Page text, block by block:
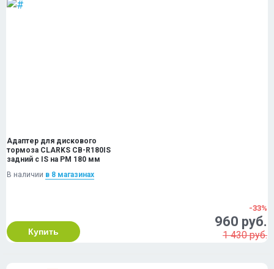
Адаптер для дискового
тормоза CLARKS CB-R180IS
задний с IS на PM 180 мм
В наличии в 8 магазинах
Купить
-33%
960 руб.
1 430 руб.